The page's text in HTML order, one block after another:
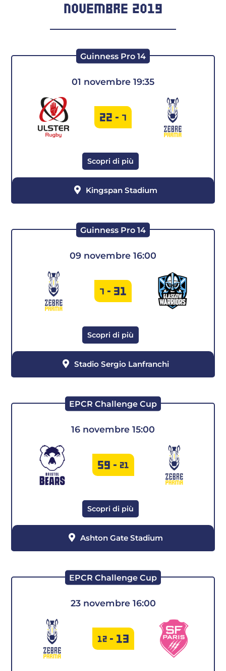
NOVEMBRE 2019
01 novembre 19:35
Guinness Pro 14
22 - 7
Kingspan Stadium
Scopri di più
09 novembre 16:00
Guinness Pro 14
7 - 31
Stadio Sergio Lanfranchi
Scopri di più
16 novembre 15:00
EPCR Challenge Cup
59 - 21
Ashton Gate Stadium
Scopri di più
23 novembre 16:00
EPCR Challenge Cup
12 - 13